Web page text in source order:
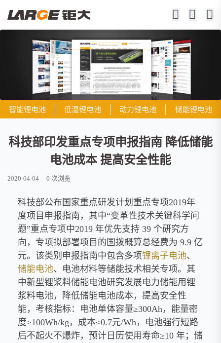
智能锂电池 低温锂电池 动力锂电池 储能锂电池
科技部印发重点专项申报指南 降低储能
电池成本 提高安全性能
2020-04-04 0 次浏览
科技部公布国家重点研发计划重点专项2019年
度项目申报指南，其中“变革性技术关键科学问
题”重点专项中2019 年优先支持 39 个研究方
向，专项拟部署项目的国拨概算总经费为 9.9 亿
元。该类别申报指南中包含多项锂离子电池、
储能电池、电池材料等储能技术相关专项。其
中新型锂浆料储能电池研究发展电力储能用锂
浆料电池，降低储能电池成本，提高安全性
能，考核指标：电池单体容量≥300Ah，能量密
度≥100Wh/kg，成本≤0.7元/Wh，电池强行短路
后不起火不爆炸，预计日历使用寿命≥10 年；储